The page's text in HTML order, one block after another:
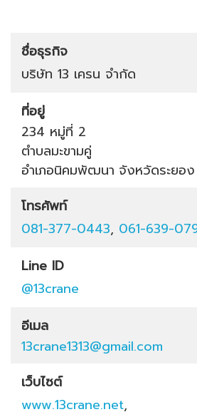
ชื่อธุรกิจ
บริษัท 13 เครน จำกัด
ที่อยู่
234 หมู่ที่ 2
ตำบลมะขามคู่
อำเภอนิคมพัฒนา จังหวัดระยอง
โทรศัพท์
081-377-0443, 061-639-
Line ID
@13crane
อีเมล
13crane1313@gmail.com
เว็บไซต์
www.13crane.net,